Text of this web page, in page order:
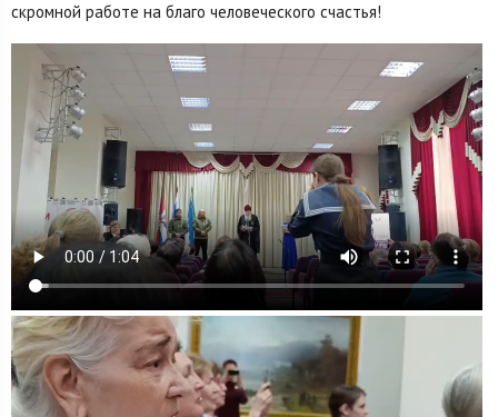
скромной работе на благо человеческого счастья!